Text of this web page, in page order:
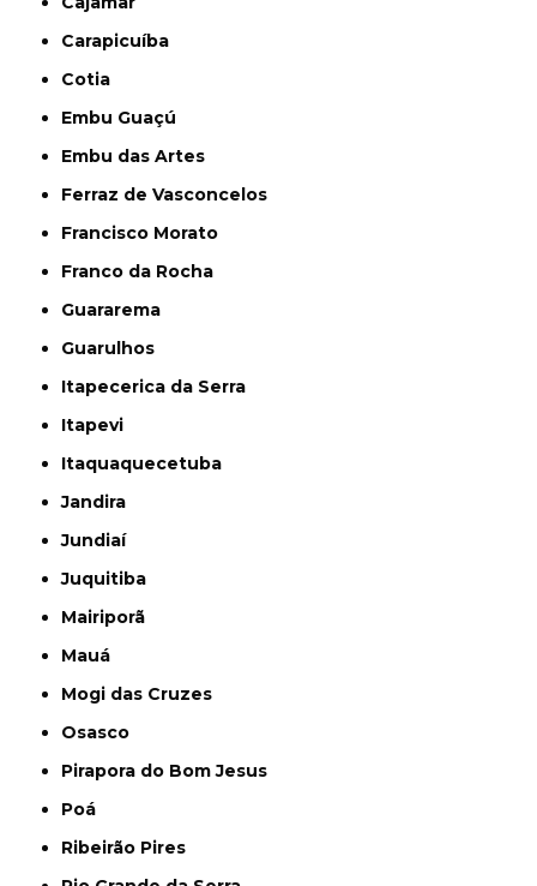
Carapicuíba
Cotia
Embu Guaçú
Embu das Artes
Ferraz de Vasconcelos
Francisco Morato
Franco da Rocha
Guararema
Guarulhos
Itapecerica da Serra
Itapevi
Itaquaquecetuba
Jandira
Jundiaí
Juquitiba
Mairiporã
Mauá
Mogi das Cruzes
Osasco
Pirapora do Bom Jesus
Poá
Ribeirão Pires